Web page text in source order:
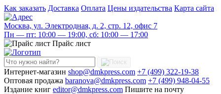
Как заказать Доставка Оплата Цены издательства Карта сайта
Москва, ул. Электродная, д. 2, стр. 12, офис 7
Пн — пт: 10:00 — 19:00, сб: 10:00 — 17:00
Прайс лист
Интернет-магазин shop@dmkpress.com +7 (499) 322-19-38
Оптовая продажа baranova@dmkpress.com +7 (499) 948-04-55
Издание книг editor@dmkpress.com Пишите на почту